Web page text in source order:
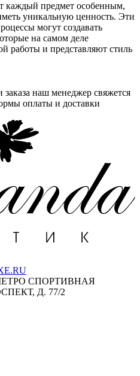
каждый предмет особенным,
уникальную ценность. Эти
могут создавать
на самом деле
работы и представляют стиль
наш менеджер свяжется
оплаты и доставки
СПОРТИВНАЯ
Д. 77/2